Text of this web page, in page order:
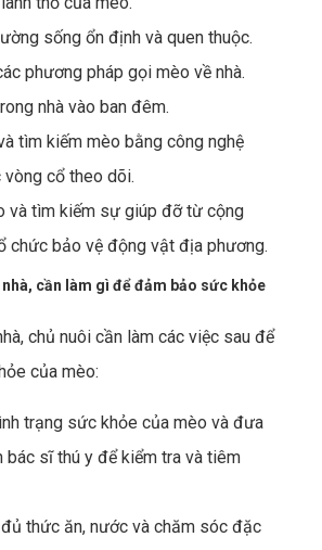
sống ổn định và quen thuộc.
phương pháp gọi mèo về nhà.
nhà vào ban đêm.
tìm kiếm mèo bằng công nghệ
vòng cổ theo dõi.
và tìm kiếm sự giúp đỡ từ cộng
chức bảo vệ động vật địa phương.
nhà, cần làm gì để đảm bảo sức khỏe
chủ nuôi cần làm các việc sau để
của mèo:
trạng sức khỏe của mèo và đưa
bác sĩ thú y để kiểm tra và tiêm
thức ăn, nước và chăm sóc đặc